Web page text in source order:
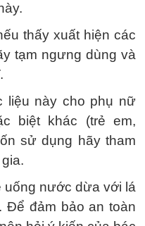
thấy xuất hiện các
tạm ngưng dùng và
liệu này cho phụ nữ
biệt khác (trẻ em,
sử dụng hãy tham
uống nước dừa với lá
Để đảm bảo an toàn